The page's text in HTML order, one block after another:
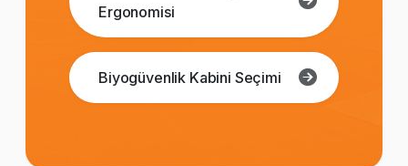
Ergonomisi
Biyogüvenlik Kabini Seçimi